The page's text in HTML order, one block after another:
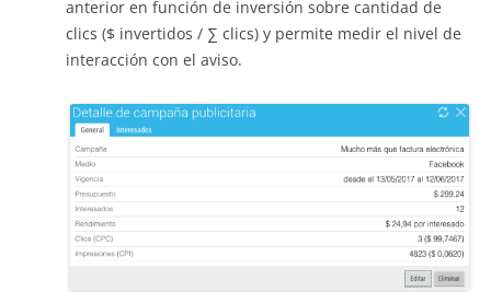
anterior en función de inversión sobre cantidad de
clics ($ invertidos / ∑ clics) y permite medir el nivel de
interacción con el aviso.